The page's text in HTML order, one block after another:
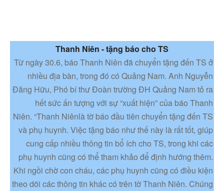
Thanh Niên - tặng báo cho TS
Từ ngày 30.6, báo Thanh Niên đã chuyển tặng đến TS ở
nhiều địa bàn, trong đó có Quảng Nam. Anh Nguyễn
Đăng Hữu, Phó bí thư Đoàn trường ĐH Quảng Nam tỏ ra
hết sức ấn tượng với sự “xuất hiện” của báo Thanh
Niên. “Thanh Niênlà tờ báo đầu tiên chuyển tặng đến TS
và phụ huynh. Việc tặng báo như thế này là rất tốt, giúp
cung cấp nhiều thông tin bổ ích cho TS, trong khi các
phụ huynh cũng có thể tham khảo để định hướng thêm.
Khi ngồi chờ con cháu, các phụ huynh cũng có điều kiện
theo dõi các thông tin khác có trên tờ Thanh Niên. Chúng